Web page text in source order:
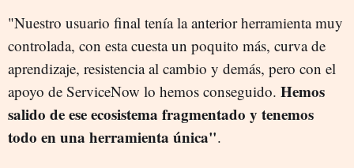
"Nuestro usuario final tenía la anterior herramienta muy
controlada, con esta cuesta un poquito más, curva de
aprendizaje, resistencia al cambio y demás, pero con el
apoyo de ServiceNow lo hemos conseguido. Hemos
salido de ese ecosistema fragmentado y tenemos
todo en una herramienta única".